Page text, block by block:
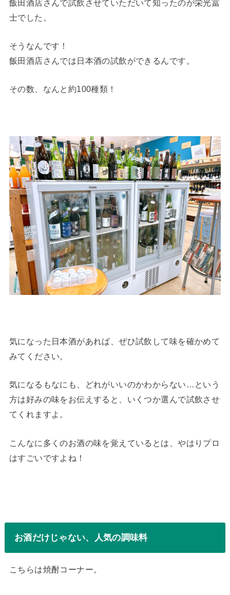
飯田酒店さんで試飲させていただいて知ったのが栄光冨
士でした。
そうなんです！
飯田酒店さんでは日本酒の試飲ができるんです。
その数、なんと約100種類！
気になった日本酒があれば、ぜひ試飲して味を確かめて
みてください。
気になるもなにも、どれがいいのかわからない…という
方は好みの味をお伝えすると、いくつか選んで試飲させ
てくれますよ。
こんなに多くのお酒の味を覚えているとは、やはりプロ
はすごいですよね！
お酒だけじゃない、人気の調味料
こちらは焼酎コーナー。